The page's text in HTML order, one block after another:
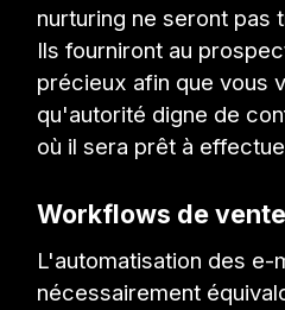
nurturing ne seront pas
Ils fourniront au
précieux afin que vous
qu'autorité digne de
où il sera prêt à
Workflows de vente
L'automatisation des e-
nécessairement